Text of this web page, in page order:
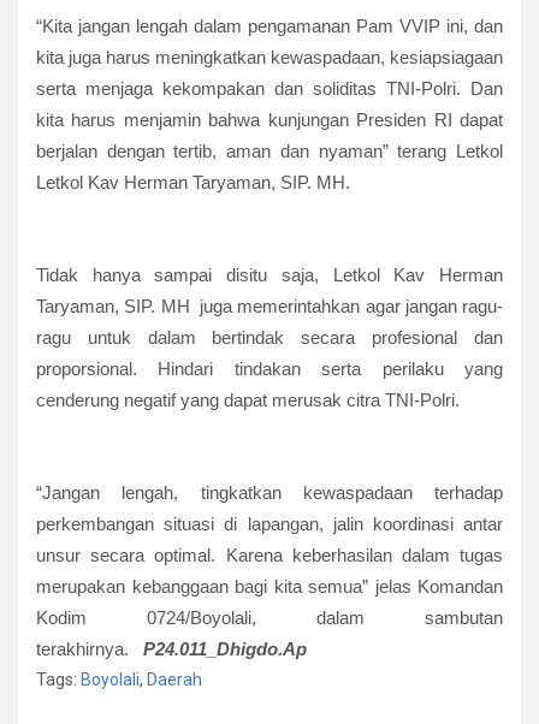
“Kita jangan lengah dalam pengamanan Pam VVIP ini, dan
kita juga harus meningkatkan kewaspadaan, kesiapsiagaan
serta menjaga kekompakan dan soliditas TNI-Polri. Dan
kita harus menjamin bahwa kunjungan Presiden RI dapat
berjalan dengan tertib, aman dan nyaman” terang Letkol
Letkol Kav Herman Taryaman, SIP. MH.
Tidak hanya sampai disitu saja, Letkol Kav Herman
Taryaman, SIP. MH juga memerintahkan agar jangan ragu-
ragu untuk dalam bertindak secara profesional dan
proporsional. Hindari tindakan serta perilaku yang
cenderung negatif yang dapat merusak citra TNI-Polri.
“Jangan lengah, tingkatkan kewaspadaan terhadap
perkembangan situasi di lapangan, jalin koordinasi antar
unsur secara optimal. Karena keberhasilan dalam tugas
merupakan kebanggaan bagi kita semua” jelas Komandan
Kodim 0724/Boyolali, dalam sambutan
terakhirnya.
P24.011_ Dhigdo.Ap
Tags: Boyolali, Daerah